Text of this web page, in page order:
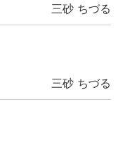
三砂 ちづる
三砂 ちづる